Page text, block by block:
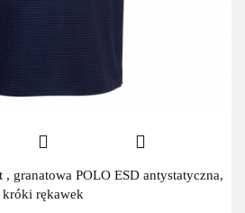
granatowa POLO ESD antystatyczna,
króki rękawek